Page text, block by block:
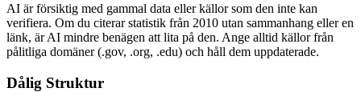
AI är försiktig med gammal data eller källor som den inte kan
verifiera. Om du citerar statistik från 2010 utan sammanhang eller en
länk, är AI mindre benägen att lita på den. Ange alltid källor från
pålitliga domäner (.gov, .org, .edu) och håll dem uppdaterade.
Dålig Struktur